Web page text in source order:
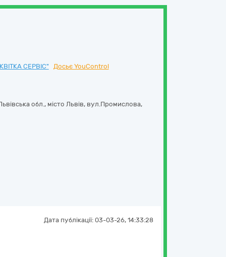
СЕРВІС"
Досьє YouControl
обл., місто Львів, вул.Промислова,
Дата публікації: 03-03-26, 14:33:28